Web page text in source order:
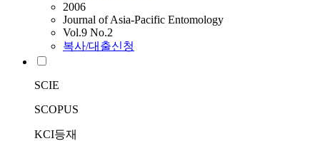
2006
Journal of Asia-Pacific Entomology
Vol.9 No.2
복사/대출신청
SCIE
SCOPUS
KCI등재